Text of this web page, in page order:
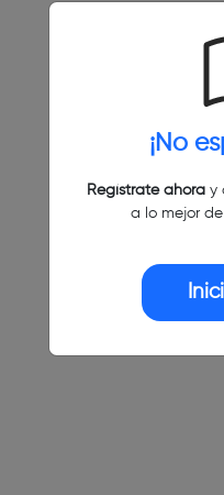
¡No
Regístrate ahoray
a lo mejor